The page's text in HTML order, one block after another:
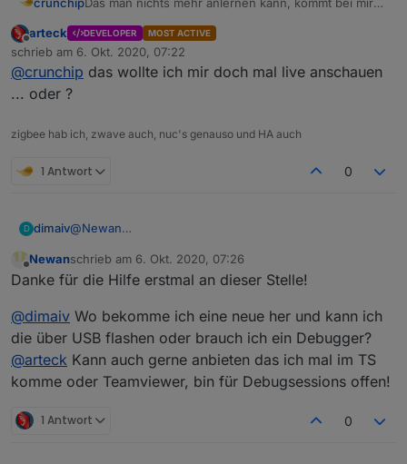
angelernt waren, sowie auch niegelnagelneue.
Abhilfe schafft wirklich nur neu von vorne
anzufangen. Einen Grund dafür kann ich nachstellen,
dem Coordinator verbunden. b) lassen sich wie
Was mir ebenfalls aufgefallen ist, pairt man einen
und ist auch in den Objekten nicht mehr vorhanden.
Offline
arteck DEVELOPER MOST ACTIVE
schrieb am 6. Okt. 2020, 07:22
zuletzt editiert von
@crunchip das wollte ich mir doch mal live anschauen
... oder ?
zigbee hab ich, zwave auch, nuc's genauso und HA auch
1 Antwort 0
D dimaiv@Newan
Offline
Newanschrieb am 6. Okt. 2020, 07:26
zuletzt editiert von
Danke für die Hilfe erstmal an dieser Stelle!
@dimaiv Wo bekomme ich eine neue her und kann ich
die über USB flashen oder brauch ich ein Debugger?
@arteck Kann auch gerne anbieten das ich mal im TS
komme oder Teamviewer, bin für Debugsessions offen!
1 Antwort 0